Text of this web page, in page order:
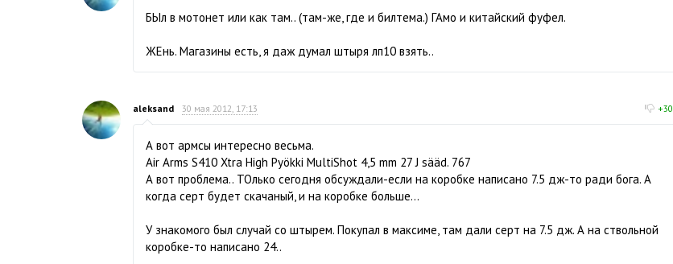
БЫл в мотонет или как там.. (там-же, где и билтема.) ГАмо и китайский фуфел.
ЖЕнь. Магазины есть, я даж думал штыря лп10 взять..
aleksand 30 мая 2012, 17:13 +30
А вот армсы интересно весьма.
Air Arms S410 Xtra High Pyökki MultiShot 4,5 mm 27 J sääd. 767
А вот проблема.. ТОлько сегодня обсуждали-если на коробке написано 7.5 дж-то ради бога. А
когда серт будет скачаный, и на коробке больше...
У знакомого был случай со штырем. Покупал в максиме, там дали серт на 7.5 дж. А на ствольной
коробке-то написано 24..